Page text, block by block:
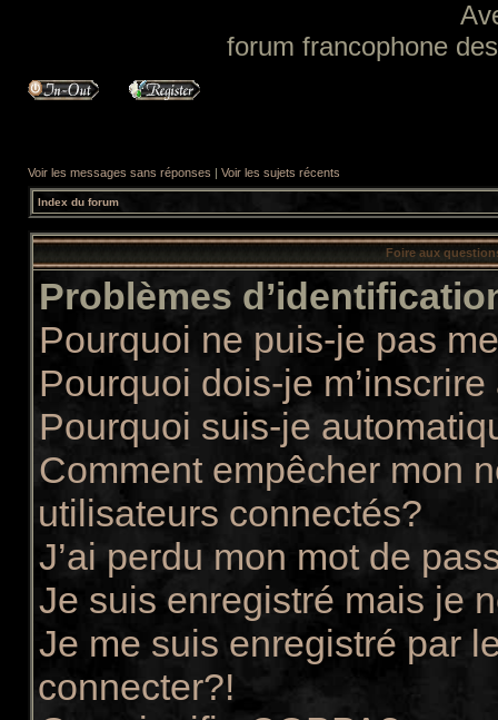
forum francophone
Voir les messages sans réponses | Voir les sujets récents
Index du forum
Foire aux
Problèmes
Pourquoi ne puis-je pas
Pourquoi dois-je
Pourquoi suis-je
Comment empêcher mon
utilisateurs connectés?
J’ai perdu mon mot de
Je suis enregistré mais je
Je me suis enregistré par
connecter?!